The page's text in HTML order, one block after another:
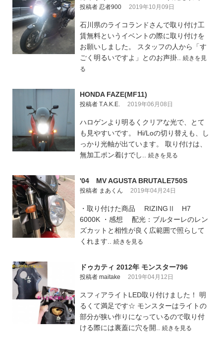
投稿者 忍者900 2019年10月09日
石川県のライコランドさんで取り付け工
賃無料というイベントの際に取り付けを
お願いしました。 スタッフの人から「す
ごく明るいですよ」とのお声掛.. 続きを見
る
HONDA FAZE(MF11)
投稿者 T.A.K.E. 2019年06月08日
ハロゲンより明るくクリアな光で、とて
も見やすいです。 Hi/Loの切り替えも、し
っかり光軸が出ています。 取り付けは、
無加工ポン着けでし.. 続きを見る
'04 MV AGUSTA BRUTALE750S
投稿者 まあくん 2019年04月24日
・取り付けた商品 RIZINGⅡ H7
6000K ・感想 配光：ブルターレのレン
ズカットと相性が良く広範囲で照らして
くれます.. 続きを見る
ドゥカティ 2012年 モンスター796
投稿者 maitake 2019年04月12日
スフィアライトLED取り付けました！ 明
るくて満足です☆ モンスターはライトの
部分が狭い作りになっているので取り付
ける際には裏蓋に穴を開.. 続きを見る